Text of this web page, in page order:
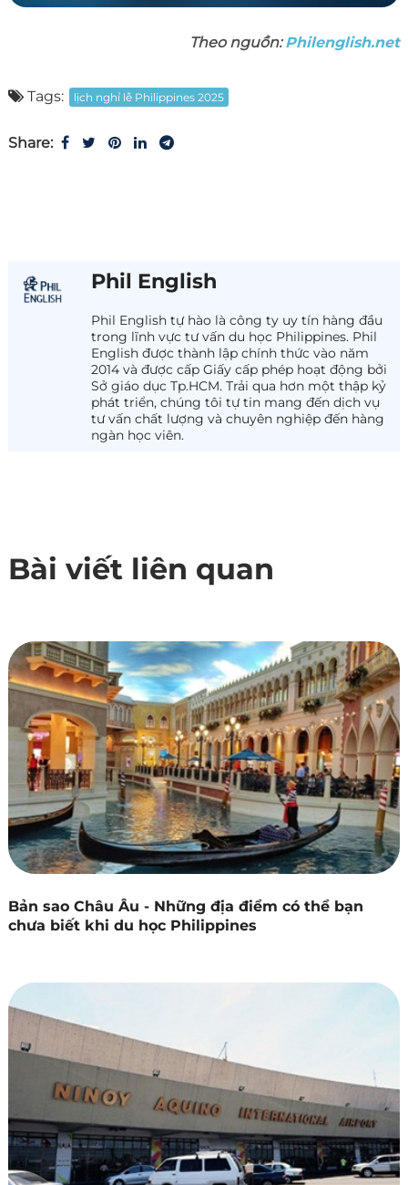
Theo nguồn:Philenglish.net
Tags: lịch nghỉ lễ Philippines 2025
Share:
Phil English
Phil English tự hào là công ty uy tín hàng đầu
trong lĩnh vực tư vấn du học Philippines. Phil
English được thành lập chính thức vào năm
2014 và được cấp Giấy cấp phép hoạt động bởi
Sở giáo dục Tp.HCM. Trải qua hơn một thập kỷ
phát triển, chúng tôi tự tin mang đến dịch vụ
tư vấn chất lượng và chuyên nghiệp đến hàng
ngàn học viên.
Bài viết liên quan
Bản sao Châu Âu - Những địa điểm có thể bạn
chưa biết khi du học Philippines